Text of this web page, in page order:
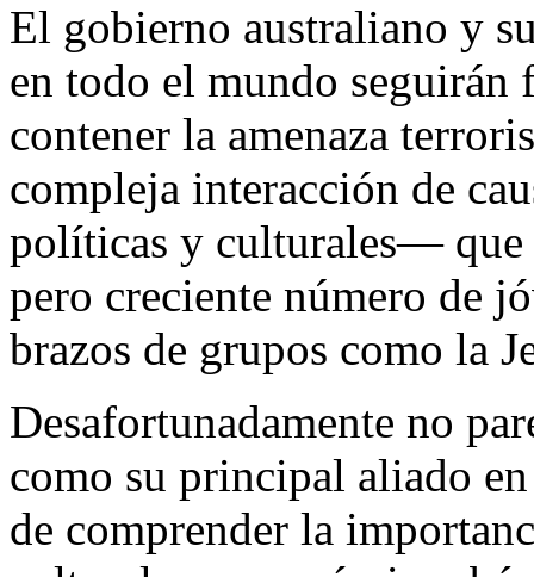
El gobierno australiano y
en todo el mundo seguirán
contener la amenaza
compleja interacción de
políticas y culturales— que
pero creciente número de
brazos de grupos como la
Desafortunadamente no
como su principal aliado
de comprender la